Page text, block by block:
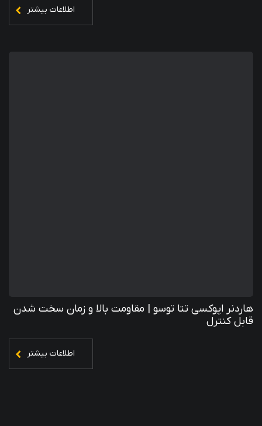
اطلاعات بیشتر
هاردنر اپوکسی تتا توسو | مقاومت بالا و زمان سخت شدن
قابل کنترل
اطلاعات بیشتر